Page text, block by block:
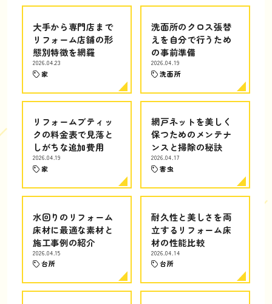
大手から専門店まで
リフォーム店舗の形
態別特徴を網羅
2026.04.23
家
洗面所のクロス張替
えを自分で行うため
の事前準備
2026.04.19
洗面所
リフォームブティッ
クの料金表で見落と
しがちな追加費用
2026.04.19
家
網戸ネットを美しく
保つためのメンテナ
ンスと掃除の秘訣
2026.04.17
害虫
水回りのリフォーム
床材に最適な素材と
施工事例の紹介
2026.04.15
台所
耐久性と美しさを両
立するリフォーム床
材の性能比較
2026.04.14
台所